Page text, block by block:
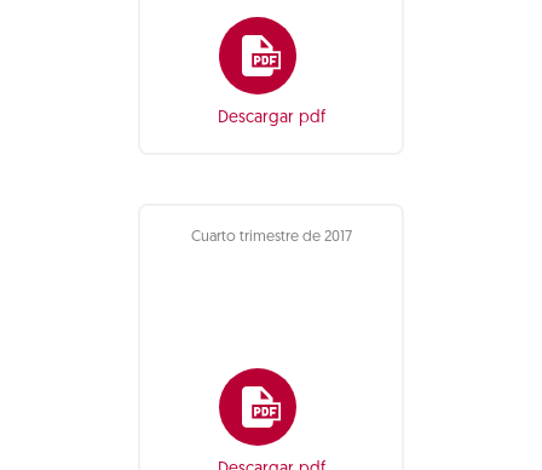
Descargar pdf
Cuarto trimestre de 2017